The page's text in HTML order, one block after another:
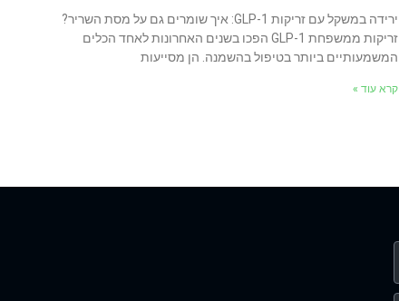
ירידה במשקל עם זריקות GLP-1: איך שומרים גם על מסת השריר?
זריקות ממשפחת GLP-1 הפכו בשנים האחרונות לאחד הכלים
המשמעותיים ביותר בטיפול בהשמנה. הן מסייעות
קרא עוד »